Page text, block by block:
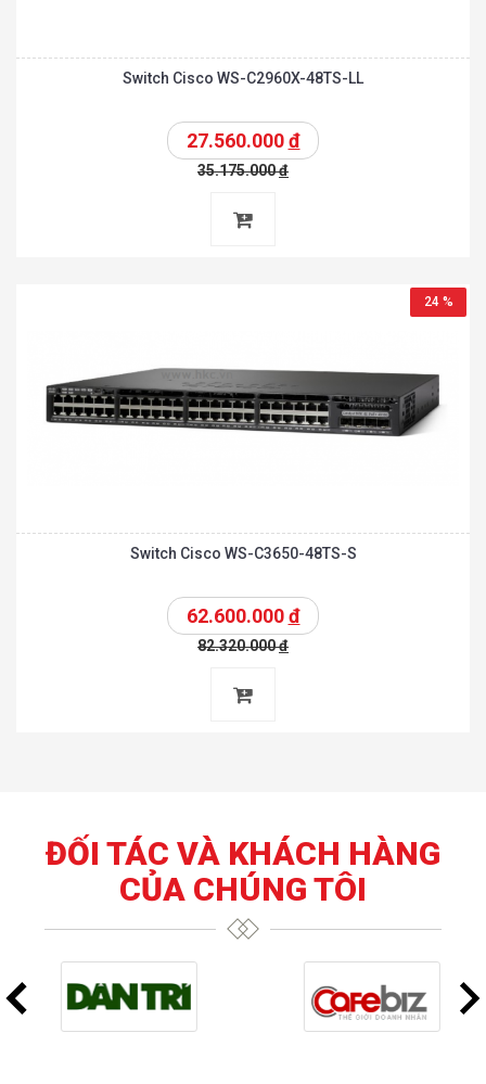
Switch Cisco WS-C2960X-48TS-LL
27.560.000đ
35.175.000đ
24 %
Switch Cisco WS-C3650-48TS-S
62.600.000đ
82.320.000đ
ĐỐI TÁC VÀ KHÁCH HÀNG
CỦA CHÚNG TÔI